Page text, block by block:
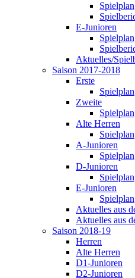
Spielplan
E-Junioren
Spielplan
Aktuelles/
Saison 2017-2018
Erste
Spielplan
Zweite
Spielplan
Alte Herren
Spielplan
A-Junioren
Spielplan
D-Junioren
Spielplan
E-Junioren
Spielplan
Aktuelles aus
Aktuelles aus
Saison 2018-19
Herren
Alte Herren
D1-Junioren
D2-Junioren